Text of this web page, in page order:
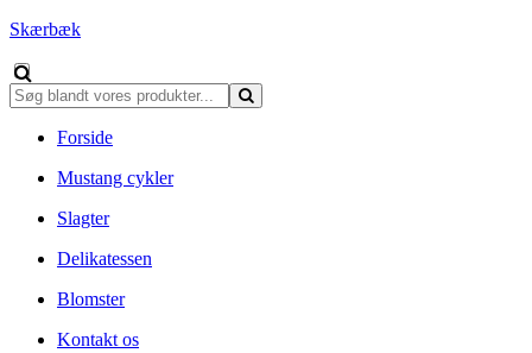
Skærbæk
Forside
Mustang cykler
Slagter
Delikatessen
Blomster
Kontakt os